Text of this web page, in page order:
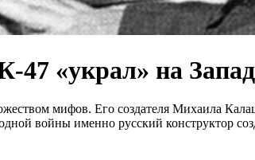
«украл» на
мифов. Его создателя Михаила
войны именно русский конструктор